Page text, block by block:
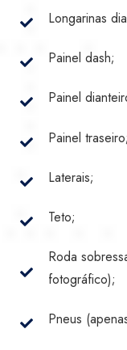
Longarinas
Painel dash;
Painel
Painel traseiro;
Laterais;
Teto;
Roda
fotográfico);
Pneus